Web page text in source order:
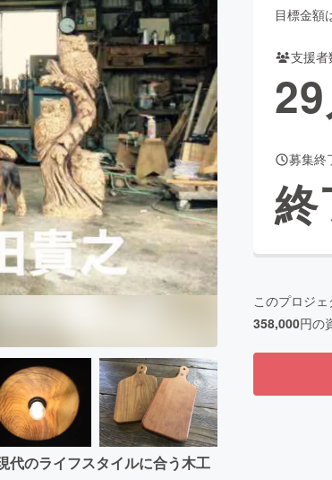
出版 アニメ・漫画
ビューティー・ヘルスケ
for Social GoodCAMPFIRE Creation
ふるさと納税machi-yaコミュニティ
代のライフスタイルに合う木工
目標金額
支援者
29
募集終
終
このプロジ
358,000円の